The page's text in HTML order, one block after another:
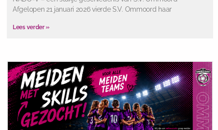
Afgelopen 21 januari 2026 vierde S.V. Ommoord haar
Lees verder »